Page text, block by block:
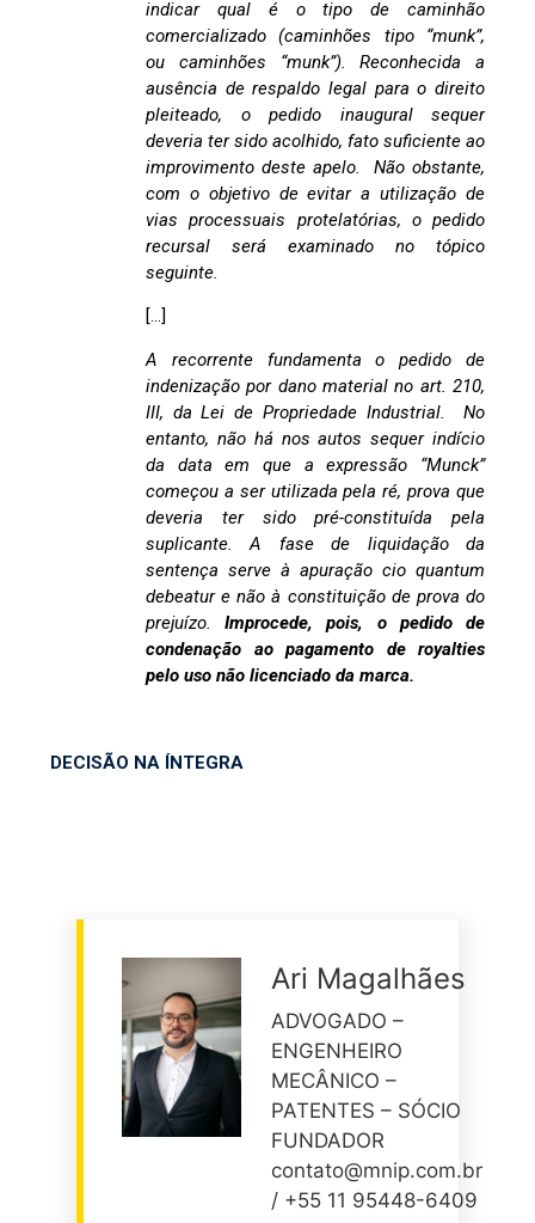
indicar qual é o tipo de caminhão
comercializado (caminhões tipo “munk”,
ou caminhões “munk”). Reconhecida a
ausência de respaldo legal para o direito
pleiteado, o pedido inaugural sequer
deveria ter sido acolhido, fato suficiente ao
improvimento deste apelo. Não obstante,
com o objetivo de evitar a utilização de
vias processuais protelatórias, o pedido
recursal será examinado no tópico
seguinte.
[…]
A recorrente fundamenta o pedido de
indenização por dano material no art. 210,
III, da Lei de Propriedade Industrial. No
entanto, não há nos autos sequer indício
da data em que a expressão “Munck”
começou a ser utilizada pela ré, prova que
deveria ter sido pré-constituída pela
suplicante. A fase de liquidação da
sentença serve à apuração cio quantum
debeatur e não à constituição de prova do
prejuízo.Improcede, pois, o pedido de
condenação ao pagamento de royalties
pelo uso não licenciado da marca.
DECISÃO NA ÍNTEGRA
Ari Magalhães
ADVOGADO –
ENGENHEIRO
MECÂNICO –
PATENTES – SÓCIO
FUNDADOR
contato@mnip.com.br
/ +55 11 95448-6409